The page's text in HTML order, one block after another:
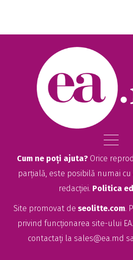
Cum ne poți ajuta? Orice
parțială, este posibilă numai
redacției. Politica
Site promovat de seolitte.com.
privind funcționarea site-ului
contactați la sales@ea.md